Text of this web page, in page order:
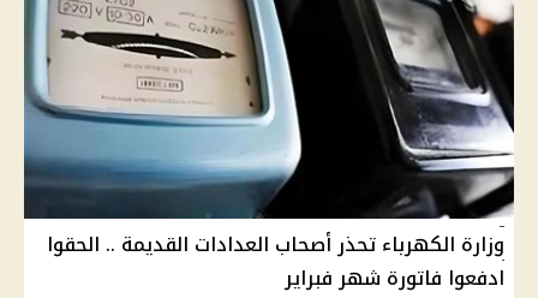
وزارة الكهرباء تحذر أصحاب العدادات القديمة .. الحقوا
ادفعوا فاتورة شهر فبراير